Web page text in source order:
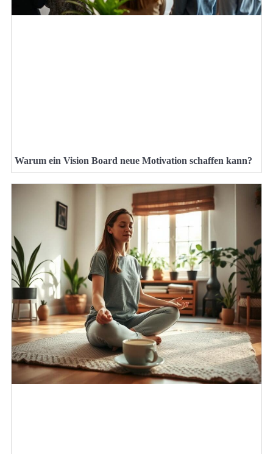
Warum ein Vision Board neue Motivation schaffen kann?